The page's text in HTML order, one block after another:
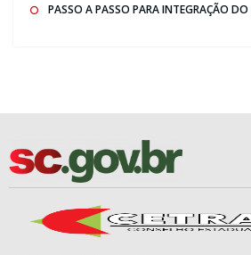
PASSO A PASSO PARA INTEGRAÇÃO